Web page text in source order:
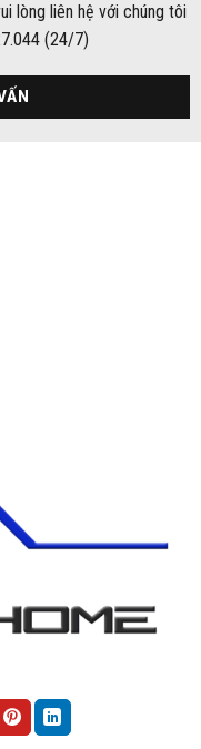
lòng liên hệ với chúng tôi
(24/7)